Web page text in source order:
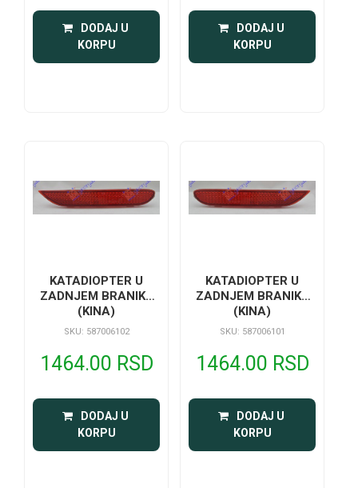
DODAJ U
KORPU
DODAJ U
KORPU
KATADIOPTER U
ZADNJEM BRANIKU
(KINA)
SKU: 587006102
1464.00 RSD
DODAJ U
KORPU
KATADIOPTER U
ZADNJEM BRANIKU
(KINA)
SKU: 587006101
1464.00 RSD
DODAJ U
KORPU